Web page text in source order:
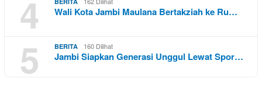
4 Wali Kota Jambi Maulana Bertakziah ke Ru…
5 BERITA 160 Dilihat
Jambi Siapkan Generasi Unggul Lewat Spor…